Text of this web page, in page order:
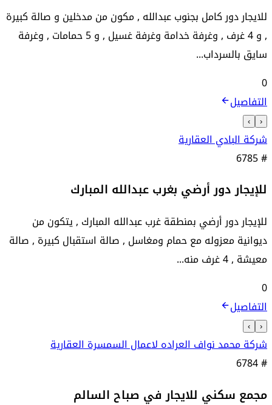
للايجار دور كامل بجنوب عبدالله , مكون من مدخلين و صالة كبيرة
, و 4 غرف , وغرفة خدامة وغرفة غسيل , و 5 حمامات , وغرفة
سايق بالسرداب...
0
التفاصيل
‹
›
شركة البادي العقارية
6785#
للإيجار دور أرضي بغرب عبدالله المبارك
للإيجار دور أرضي بمنطقة غرب عبدالله المبارك , يتكون من
ديوانية معزوله مع حمام ومغاسل , صالة استقبال كبيرة , صالة
معيشة , 4 غرف منه...
0
التفاصيل
‹
›
شركة محمد نواف العراده لاعمال السمسرة العقارية
6784#
مجمع سكني للايجار في صباح السالم